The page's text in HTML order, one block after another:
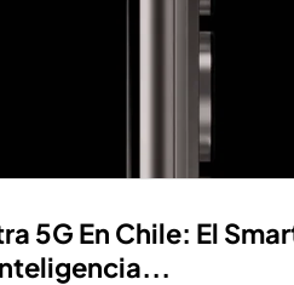
5G En Chile: El